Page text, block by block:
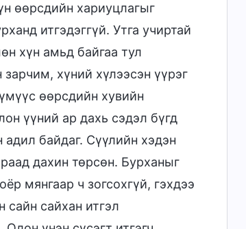
өөрсдийн хариуцлагыг
итгэдэггүй. Утга учиртай
хүн амьд байгаа тул
хүний хүлээсэн үүрэг
өөрсдийн хувийн
үүний ар дахь сэдэл бүгд
адил байдаг. Сүүлийн хэдэн
дахин төрсөн. Бурханыг
мянгаар ч зогсохгүй, гэхдээ
сайн сайхан итгэл